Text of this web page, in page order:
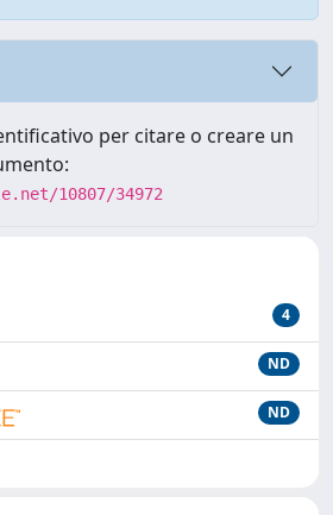
per citare o creare un
10807/34972
4
ND
ND